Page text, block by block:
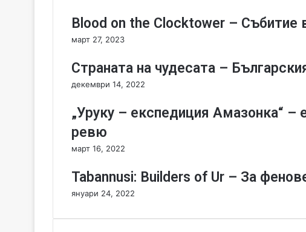
h
N
r
t
P
o
l
e
е
н
о
n
e
и
а
Blood on the Clocktower – Събитие
март 27, 2023
Страната на чудесата –
декември 14, 2022
„Уруку – експедиция Амазонка“ –
ревю
март 16, 2022
Tabannusi: Builders of Ur – За
януари 24, 2022